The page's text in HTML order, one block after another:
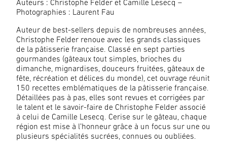
Auteurs : Christophe Felder et Camille Lesecq –
Photographies : Laurent Fau
Auteur de best-sellers depuis de nombreuses années,
Christophe Felder renoue avec les grands classiques
de la pâtisserie française. Classé en sept parties
gourmandes (gâteaux tout simples, brioches du
dimanche, mignardises, douceurs fruitées, gâteaux de
fête, récréation et délices du monde), cet ouvrage réunit
150 recettes emblématiques de la pâtisserie française.
Détaillées pas à pas, elles sont revues et corrigées par
le talent et le savoir-faire de Christophe Felder associé
à celui de Camille Lesecq. Cerise sur le gâteau, chaque
région est mise à l’honneur grâce à un focus sur une ou
plusieurs spécialités sucrées, connues ou oubliées.